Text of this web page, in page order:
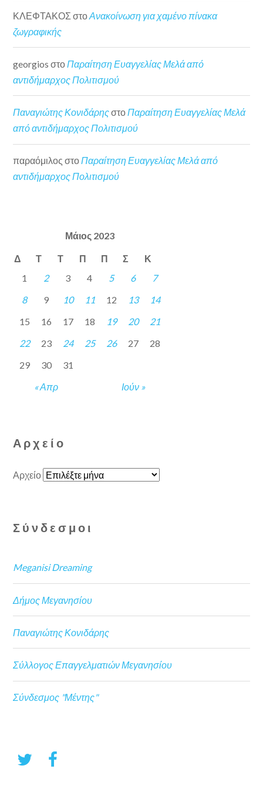
ΚΛΕΦΤΑΚΟΣ στοΑνακοίνωση για χαμένο πίνακα
ζωγραφικής
georgios στοΠαραίτηση Ευαγγελίας Μελά από
αντιδήμαρχος Πολιτισμού
Παναγιώτης ΚονιδάρηςστοΠαραίτηση Ευαγγελίας Μελά
από αντιδήμαρχος Πολιτισμού
παραόμιλος στοΠαραίτηση Ευαγγελίας Μελά από
αντιδήμαρχος Πολιτισμού
Μάιος 2023
Δ Τ Τ Π Π Σ Κ
« Απρ Ιούν »
1 2 3 4 5 6
7
8
9 10 11 12 13
14
15
16 17 18 19 20
21
22
23 24 25 26 27
28
29
30 31
Αρχείο
Αρχείο
Σύνδεσμοι
Meganisi Dreaming
Δήμος Μεγανησίου
Παναγιώτης Κονιδάρης
Σύλλογος Επαγγελματιών Μεγανησίου
Σύνδεσμος "Μέντης"